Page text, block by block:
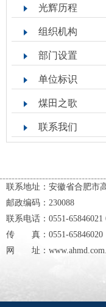
光辉历程
组织机构
部门设置
单位标识
煤田之歌
联系我们
联系地址：安徽省合肥市
邮政编码：230088
联系电话：0551-65846021
传 真：0551-65846020
网 址：